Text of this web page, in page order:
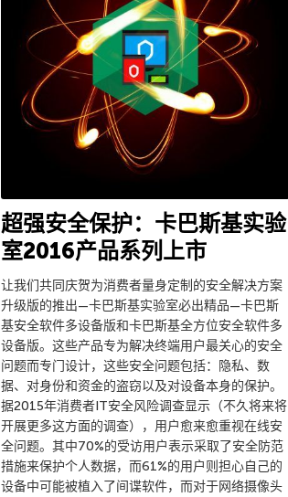
超强安全保护：卡巴斯基实验
室2016产品系列上市
让我们共同庆贺为消费者量身定制的安全解决方案
升级版的推出—卡巴斯基实验室必出精品—卡巴斯
基安全软件多设备版和卡巴斯基全方位安全软件多
设备版。这些产品专为解决终端用户最关心的安全
问题而专门设计，这些安全问题包括：隐私、数
据、对身份和资金的盗窃以及对设备本身的保护。
据2015年消费者IT安全风险调查显示（不久将来将
开展更多这方面的调查），用户愈来愈重视在线安
全问题。其中70%的受访用户表示采取了安全防范
措施来保护个人数据，而61%的用户则担心自己的
设备中可能被植入了间谍软件，而对于网络摄像头